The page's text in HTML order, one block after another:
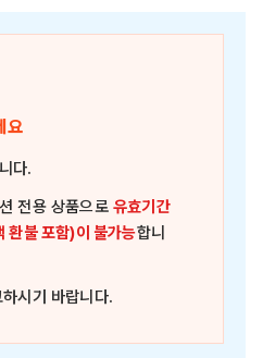
요
다.
전용 상품으로유효기간
환불 포함)이 불가능합니
시기 바랍니다.